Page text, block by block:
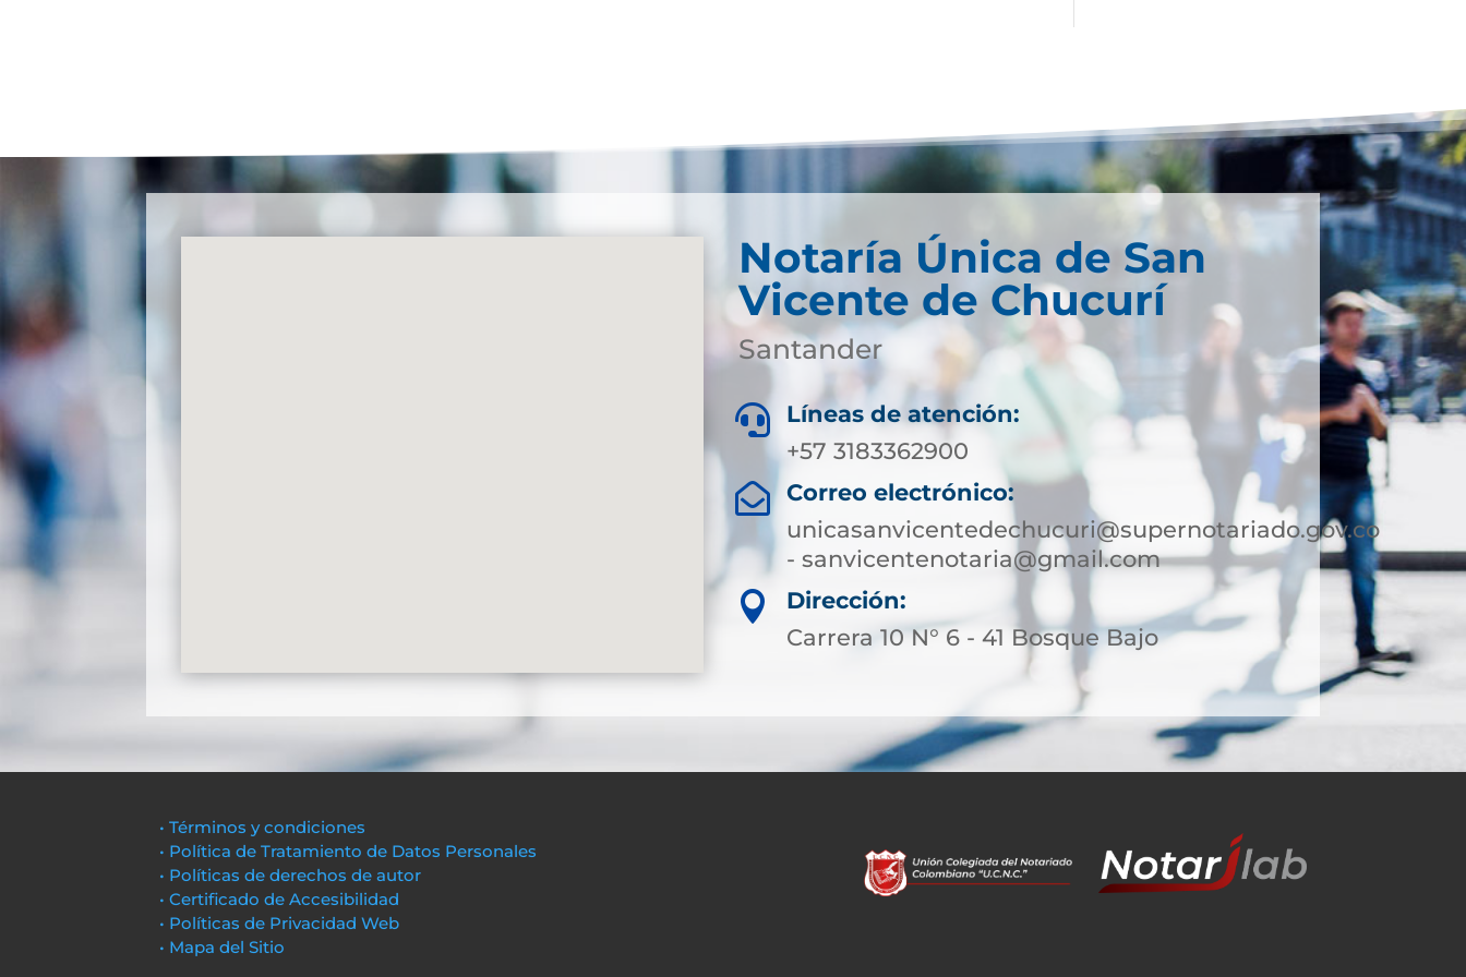
Notaría Única de San
Vicente de Chucurí
Santander

Líneas de atención:
+57 3183362900

Correo electrónico:
unicasanvicentedechucuri@supernotariado.gov.co
- sanvicentenotaria@gmail.com

Dirección:
Carrera 10 N° 6 - 41 Bosque Bajo
• Términos y condiciones
• Política de Tratamiento de Datos Personales
• Políticas de derechos de autor
• Certificado de Accesibilidad
• Políticas de Privacidad Web
• Mapa del Sitio